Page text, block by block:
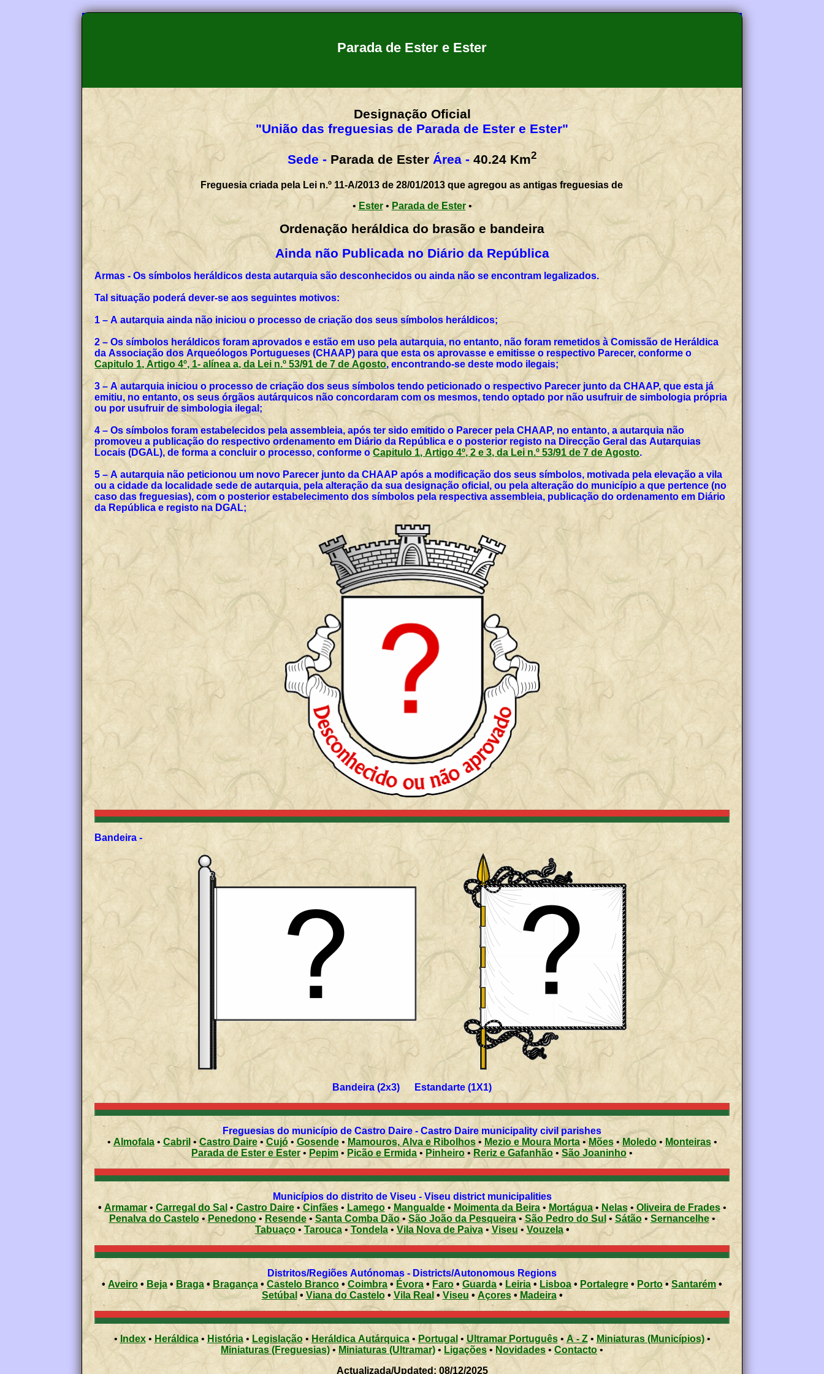
Parada de Ester e Ester
Designação Oficial
"União das freguesias de Parada de Ester e Ester"
Sede - Parada de Ester Área - 40.24 Km2
Freguesia criada pela Lei n.º 11-A/2013 de 28/01/2013 que agregou as antigas freguesias de
• Ester• Parada de Ester•
Ordenação heráldica do brasão e bandeira
Ainda não Publicada no Diário da República
Armas - Os símbolos heráldicos desta autarquia são desconhecidos ou ainda não se encontram legalizados.
Tal situação poderá dever-se aos seguintes motivos:
1 – A autarquia ainda não iniciou o processo de criação dos seus símbolos heráldicos;
2 – Os símbolos heráldicos foram aprovados e estão em uso pela autarquia, no entanto, não foram remetidos à Comissão de Heráldica
da Associação dos Arqueólogos Portugueses (CHAAP) para que esta os aprovasse e emitisse o respectivo Parecer, conforme o
Capitulo 1, Artigo 4º, 1- alínea a, da Lei n.º 53/91 de 7 de Agosto, encontrando-se deste modo ilegais;
3 – A autarquia iniciou o processo de criação dos seus símbolos tendo peticionado o respectivo Parecer junto da CHAAP, que esta já
emitiu, no entanto, os seus órgãos autárquicos não concordaram com os mesmos, tendo optado por não usufruir de simbologia própria
ou por usufruir de simbologia ilegal;
4 – Os símbolos foram estabelecidos pela assembleia, após ter sido emitido o Parecer pela CHAAP, no entanto, a autarquia não
promoveu a publicação do respectivo ordenamento em Diário da República e o posterior registo na Direcção Geral das Autarquias
Locais (DGAL), de forma a concluir o processo, conforme oCapitulo 1, Artigo 4º, 2 e 3, da Lei n.º 53/91 de 7 de Agosto.
5 – A autarquia não peticionou um novo Parecer junto da CHAAP após a modificação dos seus símbolos, motivada pela elevação a vila
ou a cidade da localidade sede de autarquia, pela alteração da sua designação oficial, ou pela alteração do município a que pertence (no
caso das freguesias), com o posterior estabelecimento dos símbolos pela respectiva assembleia, publicação do ordenamento em Diário
da República e registo na DGAL;
Bandeira -
Bandeira (2x3) Estandarte (1X1)
Freguesias do município de Castro Daire - Castro Daire municipality civil parishes
• Almofala•Cabril • Castro Daire•Cujó• Gosende• Mamouros, Alva e Ribolhos• Mezio e Moura Morta•Mões•Moledo• Monteiras•
Parada de Ester e Ester • Pepim• Picão e Ermida• Pinheiro • Reriz e Gafanhão• São Joaninho •
Municípios do distrito de Viseu - Viseu district municipalities
• Armamar• Carregal do Sal • Castro Daire• Cinfães• Lamego•Mangualde• Moimenta da Beira• Mortágua• Nelas• Oliveira de Frades•
Penalva do Castelo•Penedono• Resende•Santa Comba Dão•São João da Pesqueira•São Pedro do Sul • Sátão• Sernancelhe•
Tabuaço• Tarouca• Tondela• Vila Nova de Paiva• Viseu•Vouzela •
Distritos/Regiões Autónomas - Districts/Autonomous Regions
• Aveiro • Beja • Braga • Bragança • Castelo Branco • Coimbra • Évora • Faro •Guarda • Leiria •Lisboa• Portalegre • Porto•Santarém •
Setúbal • Viana do Castelo• Vila Real • Viseu • Açores • Madeira •
• Index• Heráldica• História • Legislação • Heráldica Autárquica• Portugal • Ultramar Português• A - Z• Miniaturas (Municípios)•
Miniaturas (Freguesias)• Miniaturas (Ultramar) • Ligações • Novidades • Contacto•
Actualizada/Updated: 08/12/2025